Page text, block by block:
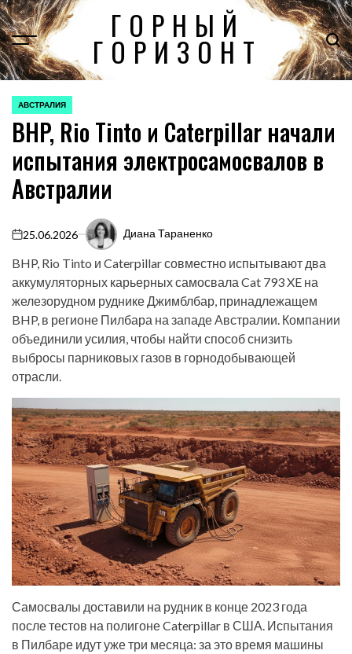
Перейти
к
содержимому
ГОРНЫЙ
ГОРИЗОНТ
ОПУБЛИКОВАНО
В
АВСТРАЛИЯ
BHP, Rio Tinto и Caterpillar начали
испытания электросамосвалов в
Австралии
on
25.06.2026 Диана Тараненко
BHP, Rio Tinto и Caterpillar совместно испытывают два
аккумуляторных карьерных самосвала Cat 793 XE на
железорудном руднике Джимблбар, принадлежащем
BHP, в регионе Пилбара на западе Австралии. Компании
объединили усилия, чтобы найти способ снизить
выбросы парниковых газов в горнодобывающей
отрасли.
Самосвалы доставили на рудник в конце 2023 года
после тестов на полигоне Caterpillar в США. Испытания
в Пилбаре идут уже три месяца: за это время машины